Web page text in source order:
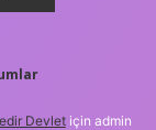
Devletiçin admin